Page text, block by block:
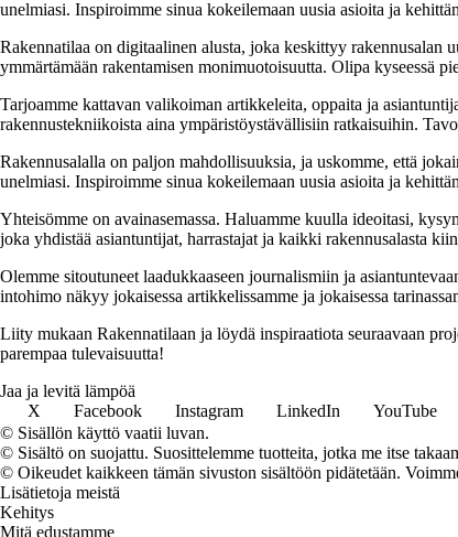
unelmiasi. Inspiroimme sinua kokeilemaan uusia asioita ja
Rakennatilaa on digitaalinen alusta, joka keskittyy
ymmärtämään rakentamisen monimuotoisuutta. Olipa kyseessä
Tarjoamme kattavan valikoiman artikkeleita, oppaita ja
rakennustekniikoista aina ympäristöystävällisiin ratkaisuihin.
Rakennusalalla on paljon mahdollisuuksia, ja uskomme, että
unelmiasi. Inspiroimme sinua kokeilemaan uusia asioita ja
Yhteisömme on avainasemassa. Haluamme kuulla ideoitasi,
joka yhdistää asiantuntijat, harrastajat ja kaikki rakennusalasta
Olemme sitoutuneet laadukkaaseen journalismiin ja
intohimo näkyy jokaisessa artikkelissamme ja jokaisessa
Liity mukaan Rakennatilaan ja löydä inspiraatiota seuraavaan
parempaa tulevaisuutta!
Jaa ja levitä lämpöä
X
Facebook Instagram LinkedIn YouTube
© Sisällön käyttö vaatii luvan.
© Sisältö on suojattu. Suosittelemme tuotteita, jotka me itse
© Oikeudet kaikkeen tämän sivuston sisältöön pidätetään.
Lisätietoja meistä
Kehitys
Mitä edustamme